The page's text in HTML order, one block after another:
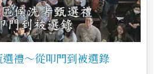
禮～從叩門到被選錄